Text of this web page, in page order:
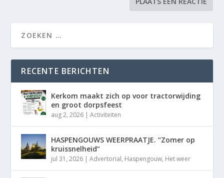
RECENTE BERICHTEN
Kerkom maakt zich op voor tractorwijding
en groot dorpsfeest
aug 2, 2026 |Activiteiten
HASPENGOUWS WEERPRAATJE. “Zomer op
kruissnelheid”
jul 31, 2026 |Advertorial, Haspengouw, Het weer